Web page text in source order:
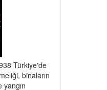
Türkiye'de
binaların
yangın